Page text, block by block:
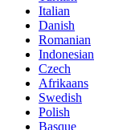
Italian
Danish
Romanian
Indonesian
Czech
Afrikaans
Swedish
Polish
Basque